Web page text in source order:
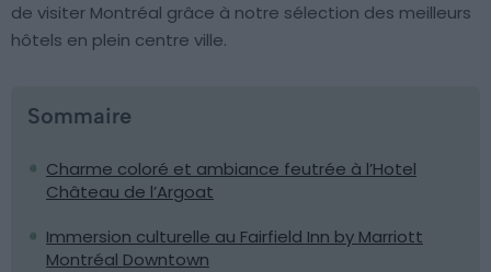
de visiter Montréal grâce à notre sélection des meilleurs
hôtels en plein centre ville.
Sommaire
Charme coloré et ambiance feutrée à l’Hotel
Château de l’Argoat
Immersion culturelle au Fairfield Inn by Marriott
Montréal Downtown